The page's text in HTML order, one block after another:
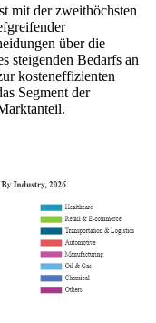
mit der zweithöchsten
über die
steigenden Bedarfs an
kosteneffizienten
Segment der